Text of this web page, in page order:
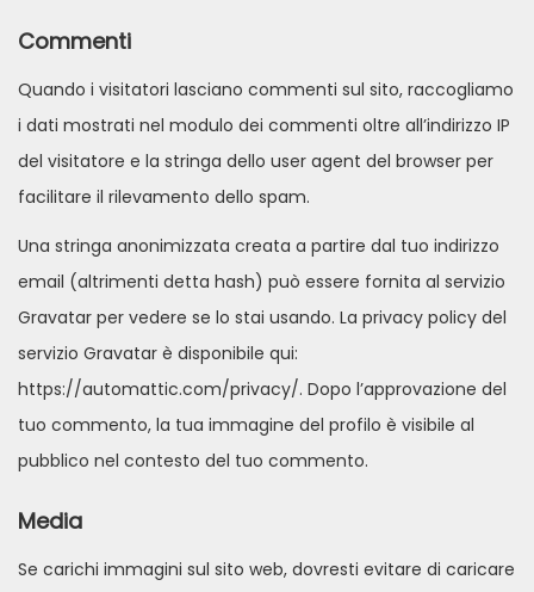
Commenti
Quando i visitatori lasciano commenti sul sito, raccogliamo
i dati mostrati nel modulo dei commenti oltre all’indirizzo IP
del visitatore e la stringa dello user agent del browser per
facilitare il rilevamento dello spam.
Una stringa anonimizzata creata a partire dal tuo indirizzo
email (altrimenti detta hash) può essere fornita al servizio
Gravatar per vedere se lo stai usando. La privacy policy del
servizio Gravatar è disponibile qui:
https://automattic.com/privacy/. Dopo l’approvazione del
tuo commento, la tua immagine del profilo è visibile al
pubblico nel contesto del tuo commento.
Media
Se carichi immagini sul sito web, dovresti evitare di caricare